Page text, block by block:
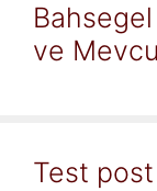
Bahsegel
ve
Test